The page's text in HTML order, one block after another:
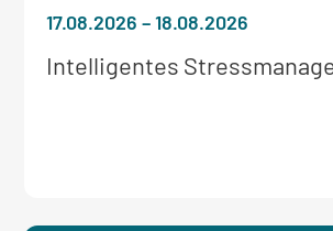
Weitere
Intelligentes
17.08.2026–18.08.2026